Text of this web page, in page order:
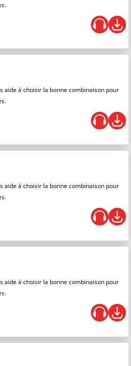
aide à choisir la bonne combinaison pour
aide à choisir la bonne combinaison pour
aide à choisir la bonne combinaison pour